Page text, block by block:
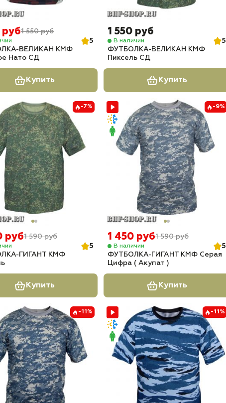
руб1 550 руб
5
ВЕЛИКАН КМФ
Нато СД
Купить
1 550 руб
В наличии
5
ФУТБОЛКА-ВЕЛИКАН КМФ
Пиксель СД
Купить
-7%
руб1 590 руб
5
ГИГАНТ КМФ
Купить
-9%
1 450 руб1 590 руб
В наличии
5
ФУТБОЛКА-ГИГАНТ КМФ Серая
Цифра ( Акупат )
Купить
-11% -11%